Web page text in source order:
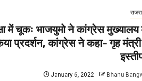
में चूकः भाजयुमो ने कांग्रेस
प्रदर्शन, कांग्रेस ने कहा- गृह
January 6, 2022 Bhanu